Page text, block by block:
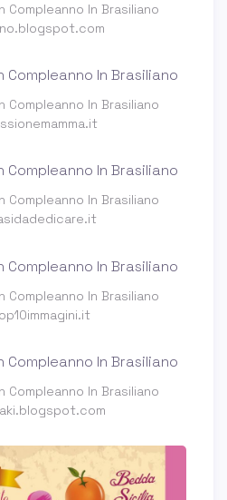
Compleanno In Brasiliano
Compleanno In Brasiliano
Compleanno In Brasiliano
Compleanno In Brasiliano
Compleanno In Brasiliano